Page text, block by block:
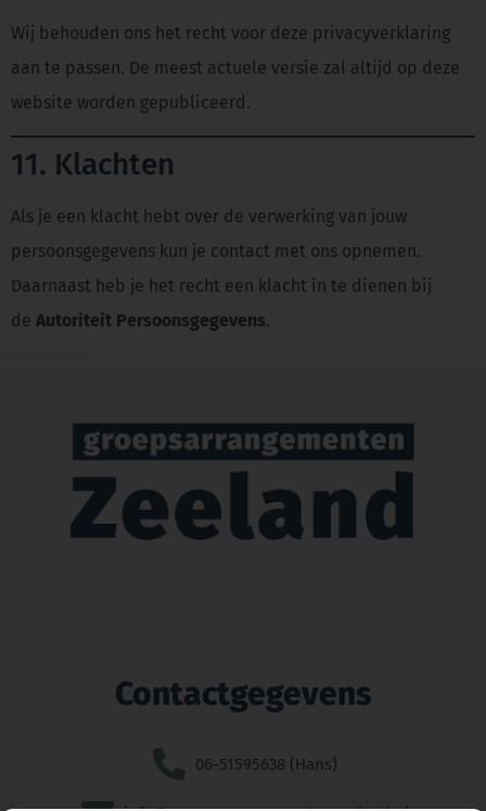
Wij behouden ons het recht voor deze privacyverklaring
aan te passen. De meest actuele versie zal altijd op deze
website worden gepubliceerd.
11. Klachten
Als je een klacht hebt over de verwerking van jouw
persoonsgegevens kun je contact met ons opnemen.
Daarnaast heb je het recht een klacht in te dienen bij
de Autoriteit Persoonsgegevens.
Contactgegevens
06-51595638 (Hans)